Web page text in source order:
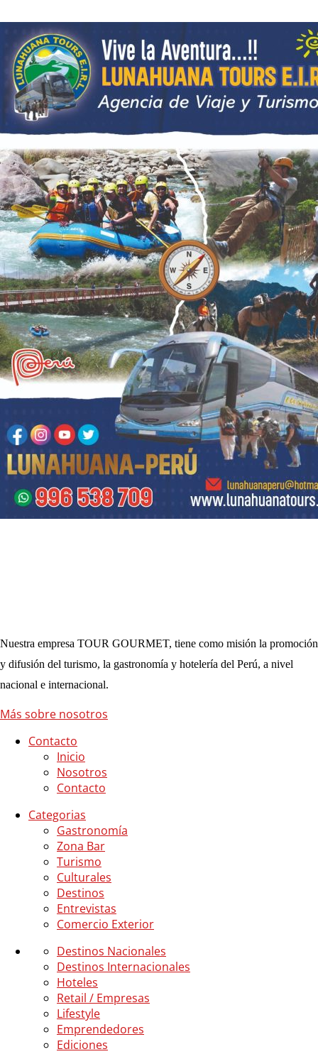
Nuestra empresa TOUR GOURMET, tiene como misión la promoción
y difusión del turismo, la gastronomía y hotelería del Perú, a nivel
nacional e internacional.
Más sobre nosotros
Contacto
Inicio
Nosotros
Contacto
Categorias
Gastronomía
Zona Bar
Turismo
Culturales
Destinos
Entrevistas
Comercio Exterior
Destinos Nacionales
Destinos Internacionales
Hoteles
Retail / Empresas
Lifestyle
Emprendedores
Ediciones